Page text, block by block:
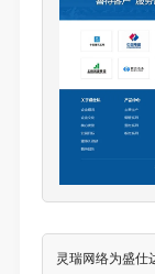
灵瑞网络为盛仕